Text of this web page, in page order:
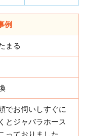
例
まる
でお伺いしすぐに
とジャバラホース